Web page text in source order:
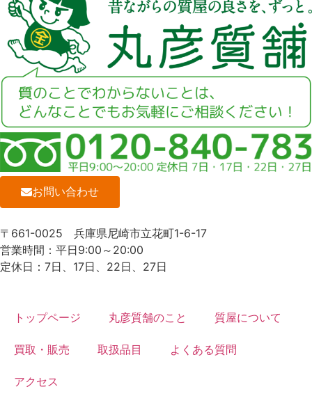
お問い合わせ
〒661-0025 兵庫県尼崎市立花町1-6-17
営業時間：平日9:00～20:00
定休日：7日、17日、22日、27日
トップページ 丸彦質舗のこと 質屋について
買取・販売 取扱品目 よくある質問
アクセス